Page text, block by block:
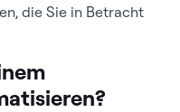
die Sie in Betracht